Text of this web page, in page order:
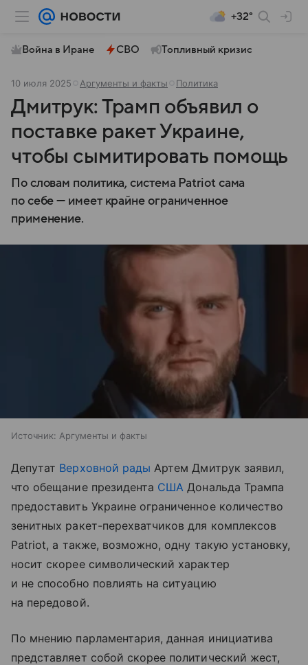
+32°
Война в Иране СВО Топливный кризис
10 июля 2025 Аргументы и факты Политика
Дмитрук: Трамп объявил о
поставке ракет Украине,
чтобы сымитировать помощь
По словам политика, система Patriot сама
по себе — имеет крайне ограниченное
применение.
Источник: Аргументы и факты
Депутат Верховной рады Артем Дмитрук заявил,
что обещание президента США Дональда Трампа
предоставить Украине ограниченное количество
зенитных ракет-перехватчиков для комплексов
Patriot, а также, возможно, одну такую установку,
носит скорее символический характер
и не способно повлиять на ситуацию
на передовой.
По мнению парламентария, данная инициатива
представляет собой скорее политический жест,